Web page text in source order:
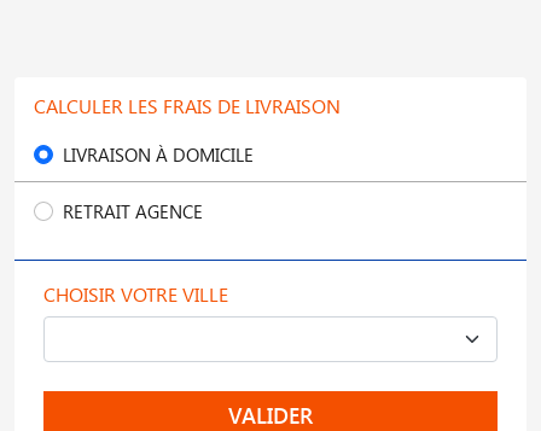
CALCULER LES FRAIS DE LIVRAISON
LIVRAISON À DOMICILE
RETRAIT AGENCE
CHOISIR VOTRE VILLE
VALIDER